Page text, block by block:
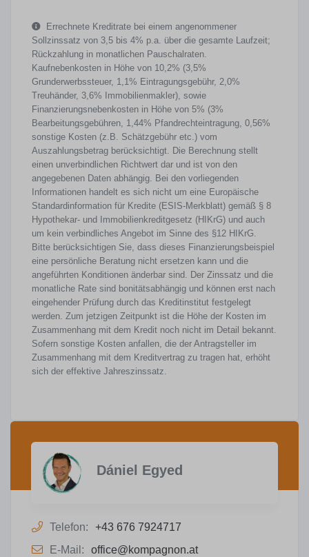
Errechnete Kreditrate bei einem angenommener
Sollzinssatz von 3,5 bis 4% p.a. über die gesamte Laufzeit;
Rückzahlung in monatlichen Pauschalraten.
Kaufnebenkosten in Höhe von 10,2% (3,5%
Grunderwerbssteuer, 1,1% Eintragungsgebühr, 2,0%
Treuhänder, 3,6% Immobilienmakler), sowie
Finanzierungsnebenkosten in Höhe von 5% (3%
Bearbeitungsgebühren, 1,44% Pfandrechteintragung, 0,56%
sonstige Kosten (z.B. Schätzgebühr etc.) vom
Auszahlungsbetrag berücksichtigt. Die Berechnung stellt
einen unverbindlichen Richtwert dar und ist von den
angegebenen Daten abhängig. Bei den vorliegenden
Informationen handelt es sich nicht um eine Europäische
Standardinformation für Kredite (ESIS-Merkblatt) gemäß § 8
Hypothekar- und Immobilienkreditgesetz (HIKrG) und auch
um kein verbindliches Angebot im Sinne des §12 HIKrG.
Bitte berücksichtigen Sie, dass dieses Finanzierungsbeispiel
eine persönliche Beratung nicht ersetzen kann und die
angeführten Konditionen änderbar sind. Der Zinssatz und die
monatliche Rate sind bonitätsabhängig und können erst nach
eingehender Prüfung durch das Kreditinstitut festgelegt
werden. Zum jetzigen Zeitpunkt ist die Höhe der Kosten im
Zusammenhang mit dem Kredit noch nicht im Detail bekannt.
Sofern sonstige Kosten anfallen, die der Antragsteller im
Zusammenhang mit dem Kreditvertrag zu tragen hat, erhöht
sich der effektive Jahreszinssatz.
Dániel Egyed
Telefon:
+43 676 7924717
E-Mail:
office@kompagnon.at